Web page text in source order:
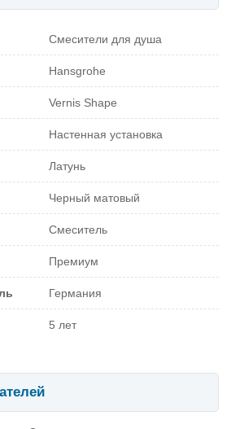
Смесители для душа
Hansgrohe
Vernis Shape
Настенная установка
Латунь
Черный матовый
Смеситель
Премиум
Германия
5 лет